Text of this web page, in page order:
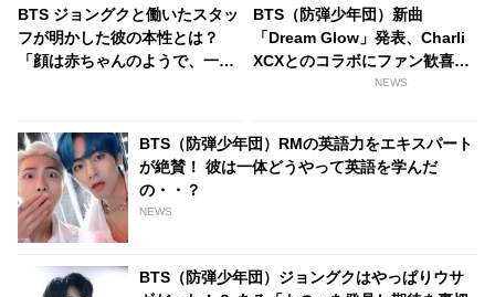
BTS ジョングクと働いたスタッ
フが明かした彼の本性とは？
「顔は赤ちゃんのようで、一生
ダンサーのコメントにファン興
味津々
BTS（防弾少年団）新曲
「Dream Glow」発表、Charli
XCXとのコラボにファン歓喜！
そして…共同制作者が明かすジ
彼の絶望から生まれた歌」
NEWS
BTS（防弾少年団）RMの英語力をエキスパート
が絶賛！ 彼は一体どうやって英語を学んだ
の・・？
NEWS
BTS（防弾少年団）ジョングクはやっぱりウサ